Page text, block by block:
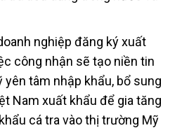
nghiệp đăng ký xuất
công nhận sẽ tạo niền tin
yên tâm nhập khẩu, bổ sung
Nam xuất khẩu để gia tăng
cá tra vào thị trường Mỹ